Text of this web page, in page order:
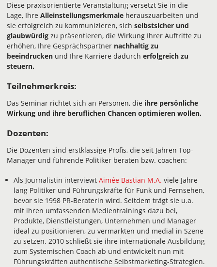
Diese praxisorientierte Veranstaltung versetzt Sie in die
Lage, IhreAlleinstellungsmerkmale herauszuarbeiten und
sie erfolgreich zu kommunizieren, sichselbstsicher und
glaubwürdig zu präsentieren, die Wirkung Ihrer Auftritte zu
erhöhen, Ihre Gesprächspartner nachhaltig zu
beeindrucken und Ihre Karriere dadurcherfolgreich zu
steuern.
Teilnehmerkreis:
Das Seminar richtet sich an Personen, die ihre persönliche
Wirkung und ihre beruflichen Chancen optimieren wollen.
Dozenten:
Die Dozenten sind erstklassige Profis, die seit Jahren Top-
Manager und führende Politiker beraten bzw. coachen:
Als Journalistin interviewtAimée Bastian M.A. viele Jahre
lang Politiker und Führungskräfte für Funk und Fernsehen,
bevor sie 1998 PR-Beraterin wird. Seitdem trägt sie u.a.
mit ihren umfassenden Medientrainings dazu bei,
Produkte, Dienstleistungen, Unternehmen und Manager
ideal zu positionieren, zu vermarkten und medial in Szene
zu setzen. 2010 schließt sie ihre internationale Ausbildung
zum Systemischen Coach ab und entwickelt nun mit
Führungskräften authentische Selbstmarketing-Strategien.